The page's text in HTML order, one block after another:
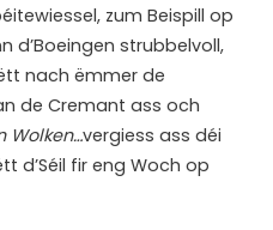
zum Beispill op
d’Boeingen strubbelvoll,
nach ëmmer de
de Cremant ass och
Wolken…vergiess ass déi
d’Séil fir eng Woch op